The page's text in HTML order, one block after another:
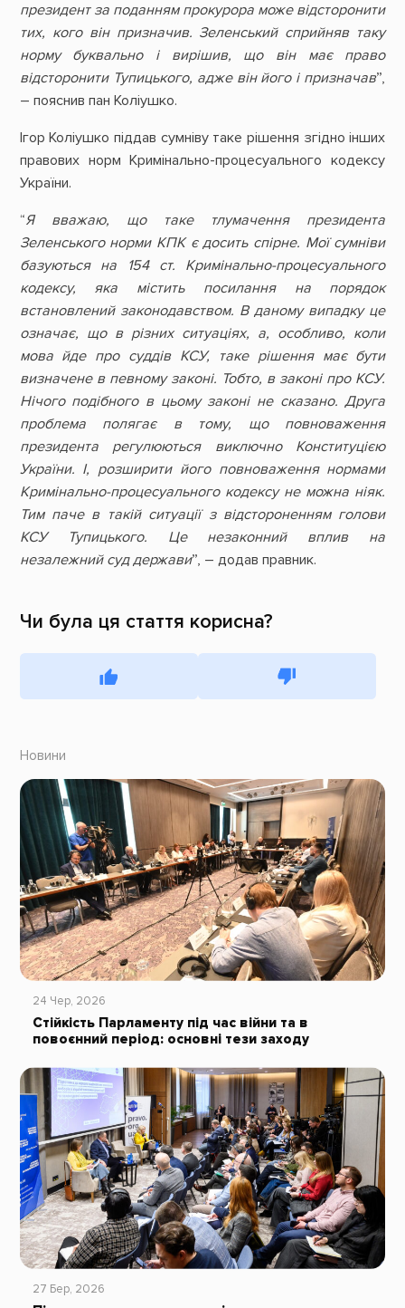
президент за поданням прокурора може відсторонити
тих, кого він призначив. Зеленський сприйняв таку
норму буквально і вирішив, що він має право
відсторонити Тупицького, адже він його і призначав”,
– пояснив пан Коліушко.
Ігор Коліушко піддав сумніву таке рішення згідно інших
правових норм Кримінально-процесуального кодексу
України.
“Я вважаю, що таке тлумачення президента
Зеленського норми КПК є досить спірне. Мої сумніви
базуються на 154 ст. Кримінально-процесуального
кодексу, яка містить посилання на порядок
встановлений законодавством. В даному випадку це
означає, що в різних ситуаціях, а, особливо, коли
мова йде про суддів КСУ, таке рішення має бути
визначене в певному законі. Тобто, в законі про КСУ.
Нічого подібного в цьому законі не сказано. Друга
проблема полягає в тому, що повноваження
президента регулюються виключно Конституцією
України. І, розширити його повноваження нормами
Кримінально-процесуального кодексу не можна ніяк.
Тим паче в такій ситуації з відстороненням голови
КСУ Тупицького. Це незаконний вплив на
незалежний суд держави”, – додав правник.
Чи була ця стаття корисна?
Новини
24 Чер, 2026
Стійкість Парламенту під час війни та в
повоєнний період: основні тези заходу
27 Бер, 2026